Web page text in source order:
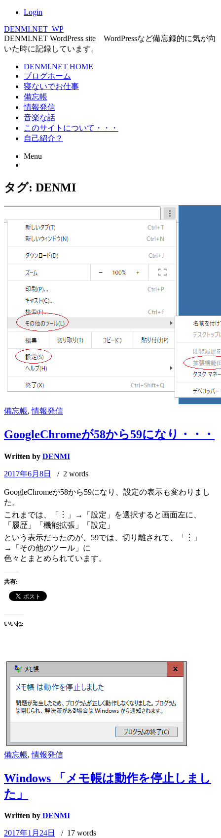
Login
DENMI.NET_WP
DENMI.NET WordPress site WordPressなど備忘録的に気が向
いた時に記録しています。
Main
menu
DENMI.NET HOME
ブログホーム
寝ないでお仕事
備忘帳
情報発信
音楽な話
このサイトについて・・・
自己紹介？
Menu
Skip
to
タグ: DENMI
備忘帳,情報発信
GoogleChromeが58から59になり・・・
Written by DENMI
2017年6月8日 / 2 words
GoogleChromeが58から59になり、設定の表示も変わりまし
た。
これまでは、「︙」→「設定」を選択すると画面左に、
「履歴」「機能拡張」「設定」
という表示だったのが、59では、切り離されて、「︙」
→「その他のツール」に
色々とまとめられています。
共有:
いいね:
備忘帳,情報発信
Windows 「メモ帳は動作を停止しまし
た」
Written by DENMI
2017年1月24日 / 17 words